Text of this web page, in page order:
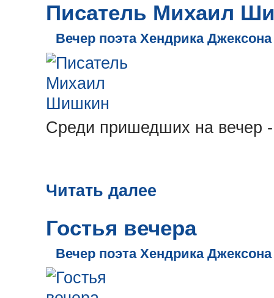
Писатель Михаил
Вечер поэта Хендрика Джексона
Среди пришедших на вечер
Читать далее
Гостья вечера
Вечер поэта Хендрика Джексона